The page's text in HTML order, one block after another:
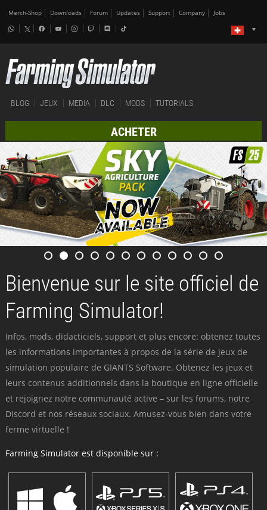
Merch-Shop Downloads Forum Updates Support Company Jobs
BLOG JEUX MEDIA DLC MODS TUTORIALS
ACHETER
Bienvenue sur le site officiel de
Farming Simulator!
Infos, mods, didacticiels, support et plus encore: obtenez toutes
les informations importantes à propos de la série de jeux de
simulation populaire de GIANTS Software. Obtenez les jeux et
leurs contenus additionnels dans la boutique en ligne officielle
et rejoignez notre communauté active – sur les forums, notre
Discord et nos réseaux sociaux. Amusez-vous bien dans votre
ferme virtuelle !
Farming Simulator est disponible sur :